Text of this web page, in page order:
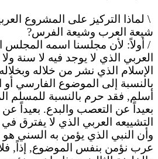
\ لماذا
التركيز على المشروع
شيعة العرب وشيعة الفرس?
/ أولاً: لأن مجلسنا اسمه المجلس
العربي الذي لا يوجد فيه لا سنة
الإسلام الذي نشر من خلاله
بالنسبة إلى الموضوع الفارسي أو
أسلم, فقد حرم بالنسبة للمسلم
بعيداً عن التعصب والبدع. بعيداً
التشييعه العربي الذي لا يفترق
وأن النبي الذي يؤمن به السني
عرب نؤمن بنفس الموضوع, إذاً, فلا